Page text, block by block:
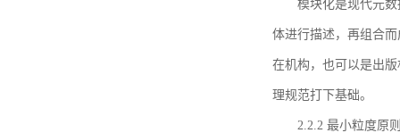
模块化是现代元
体进行描述，再组合
在机构，也可以是出
理规范打下基础。
2.2.2 最小粒度原